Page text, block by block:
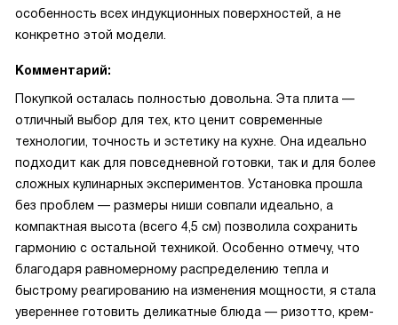
особенность всех индукционных поверхностей, а не
конкретно этой модели.
Комментарий:
Покупкой осталась полностью довольна. Эта плита —
отличный выбор для тех, кто ценит современные
технологии, точность и эстетику на кухне. Она идеально
подходит как для повседневной готовки, так и для более
сложных кулинарных экспериментов. Установка прошла
без проблем — размеры ниши совпали идеально, а
компактная высота (всего 4,5 см) позволила сохранить
гармонию с остальной техникой. Особенно отмечу, что
благодаря равномерному распределению тепла и
быстрому реагированию на изменения мощности, я стала
увереннее готовить деликатные блюда — ризотто, крем-